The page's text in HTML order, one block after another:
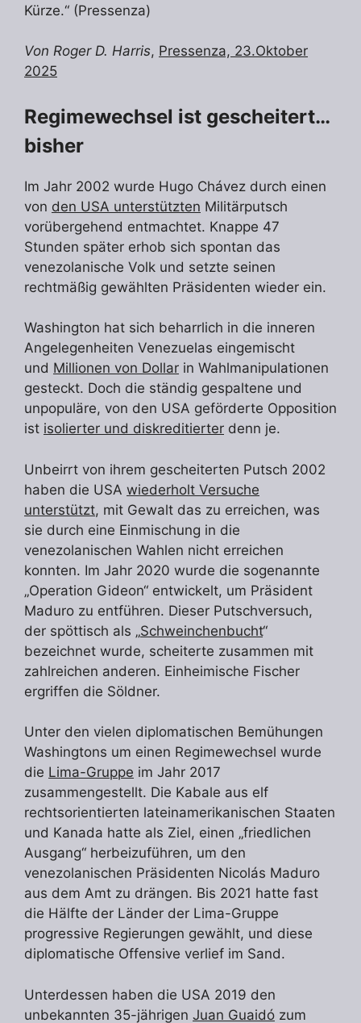
Kürze.“ (Pressenza)
Von Roger D. Harris, Pressenza, 23.Oktober
2025
Regimewechsel ist gescheitert…
bisher
Im Jahr 2002 wurde Hugo Chávez durch einen
von den USA unterstützten Militärputsch
vorübergehend entmachtet. Knappe 47
Stunden später erhob sich spontan das
venezolanische Volk und setzte seinen
rechtmäßig gewählten Präsidenten wieder ein.
Washington hat sich beharrlich in die inneren
Angelegenheiten Venezuelas eingemischt
und Millionen von Dollar in Wahlmanipulationen
gesteckt. Doch die ständig gespaltene und
unpopuläre, von den USA geförderte Opposition
ist isolierter und diskreditierter denn je.
Unbeirrt von ihrem gescheiterten Putsch 2002
haben die USA wiederholt Versuche
unterstützt, mit Gewalt das zu erreichen, was
sie durch eine Einmischung in die
venezolanischen Wahlen nicht erreichen
konnten. Im Jahr 2020 wurde die sogenannte
„Operation Gideon“ entwickelt, um Präsident
Maduro zu entführen. Dieser Putschversuch,
der spöttisch als „Schweinchenbucht“
bezeichnet wurde, scheiterte zusammen mit
zahlreichen anderen. Einheimische Fischer
ergriffen die Söldner.
Unter den vielen diplomatischen Bemühungen
Washingtons um einen Regimewechsel wurde
die Lima-Gruppe im Jahr 2017
zusammengestellt. Die Kabale aus elf
rechtsorientierten lateinamerikanischen Staaten
und Kanada hatte als Ziel, einen „friedlichen
Ausgang“ herbeizuführen, um den
venezolanischen Präsidenten Nicolás Maduro
aus dem Amt zu drängen. Bis 2021 hatte fast
die Hälfte der Länder der Lima-Gruppe
progressive Regierungen gewählt, und diese
diplomatische Offensive verlief im Sand.
Unterdessen haben die USA 2019 den
unbekannten 35-jährigen Juan Guaidó zum